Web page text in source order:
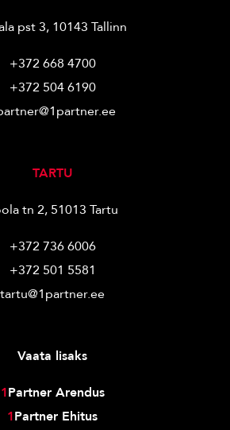
pst 3, 10143 Tallinn
+372 668 4700
+372 504 6190
TARTU
tn 2, 51013 Tartu
+372 736 6006
+372 501 5581
tartu@1partner.ee
Vaata lisaks
1Partner Arendus
1Partner Ehitus